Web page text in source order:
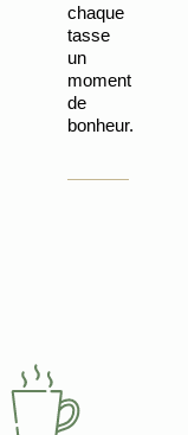
chaque
tasse
un
moment
de
bonheur.